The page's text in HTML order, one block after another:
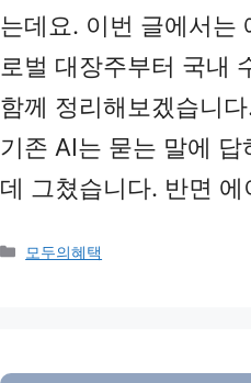
는데요. 이번 글에서는
로벌 대장주부터 국내
함께 정리해보겠습니
기존 AI는 묻는 말에
데 그쳤습니다. 반면
Categories
모두의혜택